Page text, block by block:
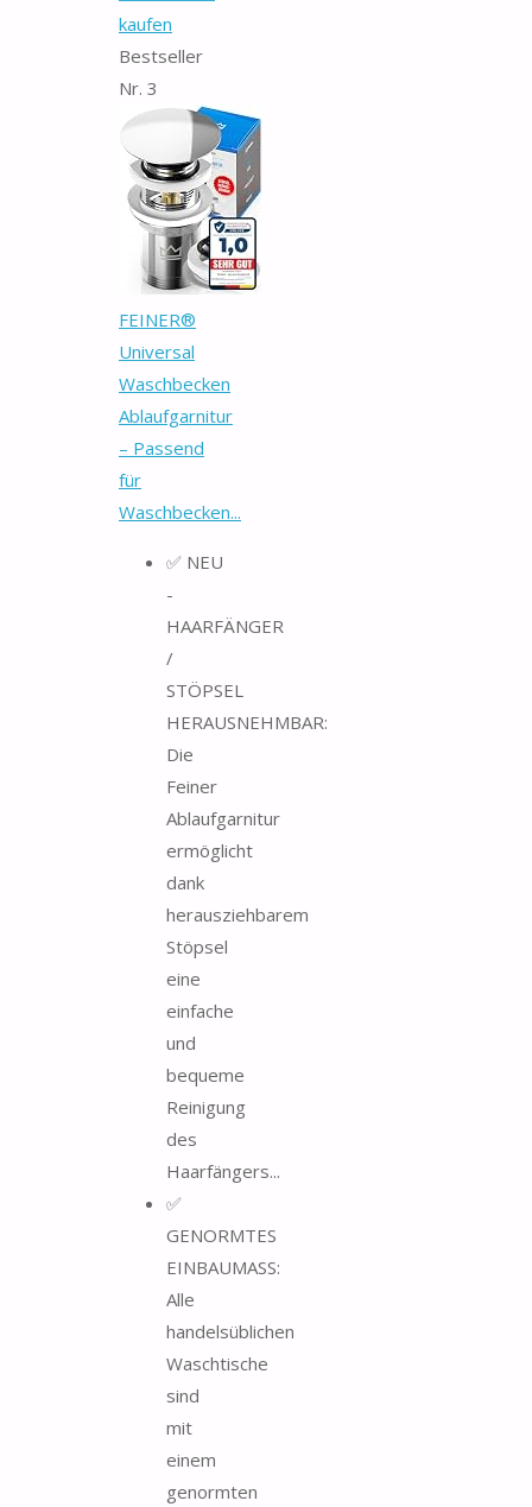
kaufen
Bestseller
Nr. 3
FEINER®
Universal
Waschbecken
Ablaufgarnitur
– Passend
für
Waschbecken...
✅ NEU
-
HAARFÄNGER
/
STÖPSEL
HERAUSNEHMBAR:
Die
Feiner
Ablaufgarnitur
ermöglicht
dank
herausziehbarem
Stöpsel
eine
einfache
und
bequeme
Reinigung
des
Haarfängers...
✅
GENORMTES
EINBAUMASS:
Alle
handelsüblichen
Waschtische
sind
mit
einem
genormten